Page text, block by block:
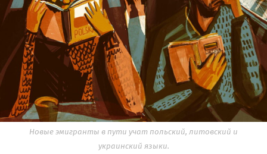
Новые эмигранты в пути учат польский, литовский и
украинский языки.